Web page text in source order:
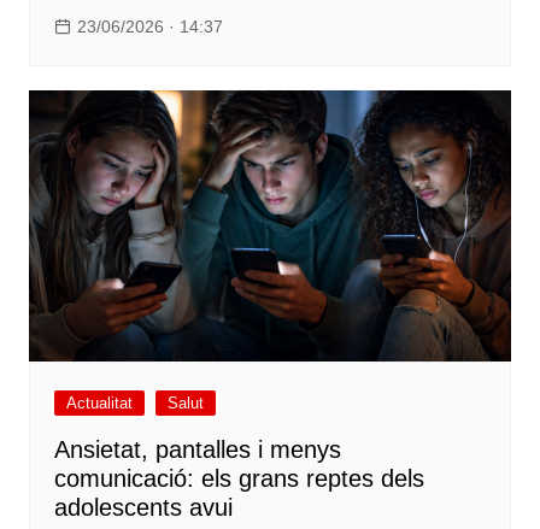
23/06/2026 · 14:37
Actualitat Salut
Ansietat, pantalles i menys
comunicació: els grans reptes dels
adolescents avui